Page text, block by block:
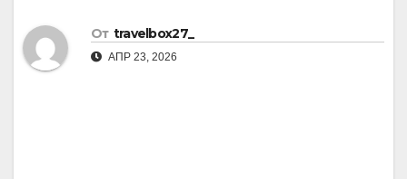
От travelbox27_
АПР 23, 2026